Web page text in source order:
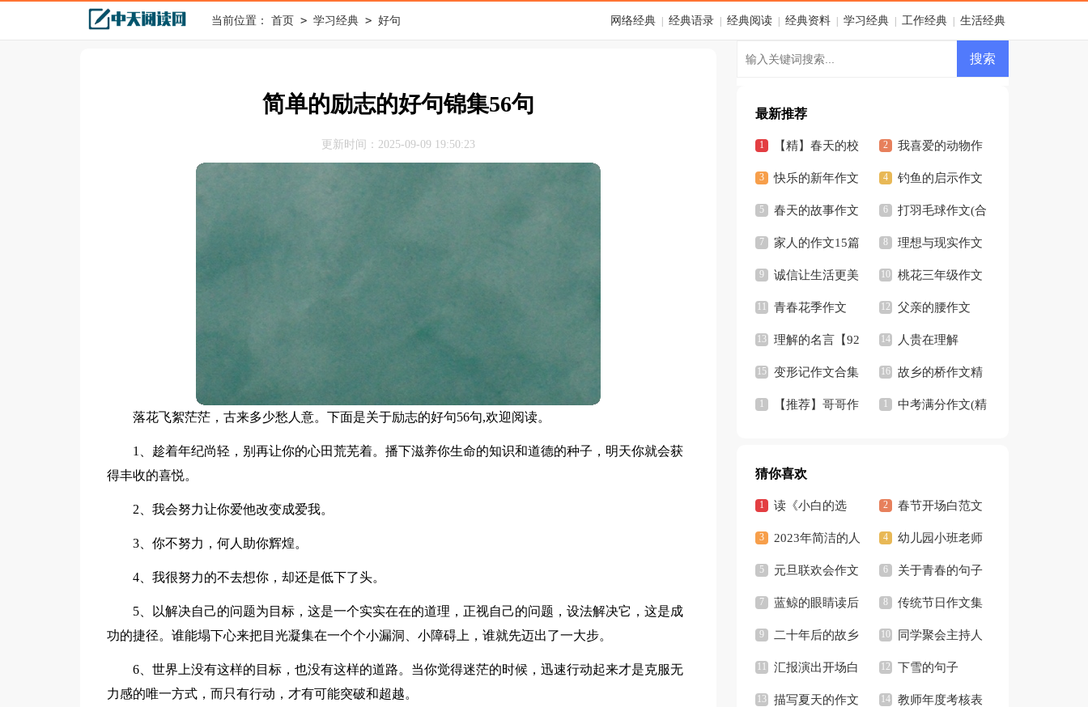
当前位置： 首页 > 学习经典 > 好句 网络经典 经典语录 经典阅读 经典资料 学习经典 工作经典 生活经典
简单的励志的好句锦集56句
更新时间：2025-09-09 19:50:23
落花飞絮茫茫，古来多少愁人意。下面是关于励志的好句56句,欢迎阅读。
1、趁着年纪尚轻，别再让你的心田荒芜着。播下滋养你生命的知识和道德的种子，明天你就会获
得丰收的喜悦。
2、我会努力让你爱他改变成爱我。
3、你不努力，何人助你辉煌。
4、我很努力的不去想你，却还是低下了头。
5、以解决自己的问题为目标，这是一个实实在在的道理，正视自己的问题，设法解决它，这是成
功的捷径。谁能塌下心来把目光凝集在一个个小漏洞、小障碍上，谁就先迈出了一大步。
6、世界上没有这样的目标，也没有这样的道路。当你觉得迷茫的时候，迅速行动起来才是克服无
力感的唯一方式，而只有行动，才有可能突破和超越。
最新推荐
【精】春天的校
园作文
我喜爱的动物作
文集锦15篇
快乐的新年作文
(15篇)
钓鱼的启示作文
合集15篇
春天的故事作文
(精选15篇)
打羽毛球作文(合
集15篇)
家人的作文15篇 理想与现实作文
诚信让生活更美
好作文15篇
桃花三年级作文
（精选44篇）
青春花季作文 父亲的腰作文
理解的名言【92
句】
人贵在理解
变形记作文合集
15篇
故乡的桥作文精
选15篇
【推荐】哥哥作 中考满分作文(精
猜你喜欢
读《小白的选
择》有感
春节开场白范文
（精选5篇）
2023年简洁的人
生感悟的好句摘录
36条
幼儿园小班老师
教学反思
元旦联欢会作文
【热门】
关于青春的句子
3篇
蓝鲸的眼睛读后
感汇编15篇
传统节日作文集
锦15篇
二十年后的故乡
作文集锦15篇
同学聚会主持人
开场白合集15篇
汇报演出开场白 下雪的句子
【热】
描写夏天的作文 教师年度考核表